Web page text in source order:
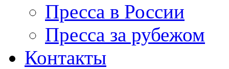
Пресса в России
Пресса за рубежом
Контакты